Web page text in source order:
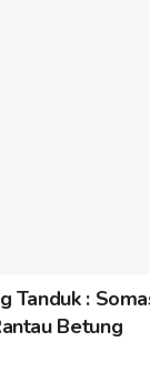
Tanduk :
Betung